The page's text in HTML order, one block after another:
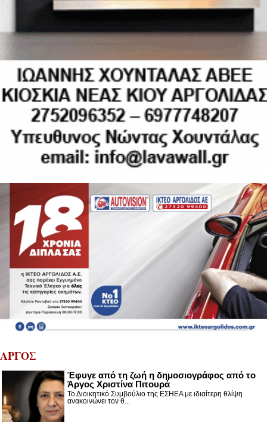
ΑΡΓΟΣ
Έφυγε από τη ζωή η δημοσιογράφος από το
Άργος Χριστίνα Πιτουρά
Το Διοικητικό Συμβούλιο της ΕΣΗΕΑ με ιδιαίτερη θλίψη
ανακοινώνει τον θ...